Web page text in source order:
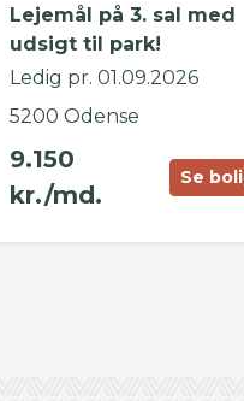
Lejemål på 3. sal med
udsigt til park!
Ledig pr. 01.09.2026
5200 Odense
9.150
kr./md.
Se